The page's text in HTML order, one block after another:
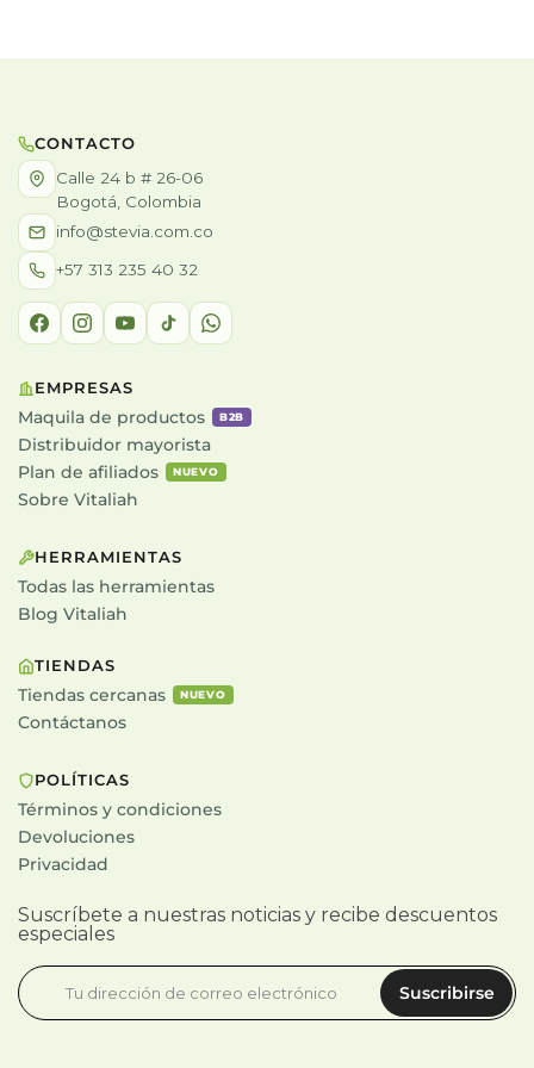
CONTACTO
Calle 24 b # 26-06
Bogotá, Colombia
info@stevia.com.co
+57 313 235 40 32
EMPRESAS
Maquila de productos
B2B
Distribuidor mayorista
Plan de afiliados
NUEVO
Sobre Vitaliah
HERRAMIENTAS
Todas las herramientas
Blog Vitaliah
TIENDAS
Tiendas cercanas
NUEVO
Contáctanos
POLÍTICAS
Términos y condiciones
Devoluciones
Privacidad
Suscríbete a nuestras noticias y recibe descuentos
especiales
Suscribirse